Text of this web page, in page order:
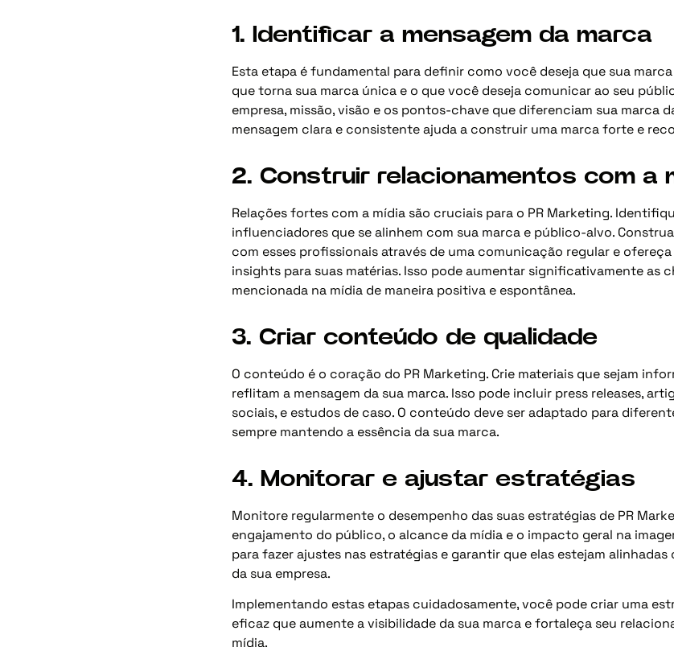
1. Identificar a mensagem da marca
Esta etapa é fundamental para definir como você deseja que sua
que torna sua marca única e o que você deseja comunicar ao seu
empresa, missão, visão e os pontos-chave que diferenciam sua marca
mensagem clara e consistente ajuda a construir uma marca forte e
2. Construir relacionamentos com a
Relações fortes com a mídia são cruciais para o PR Marketing.
influenciadores que se alinhem com sua marca e público-alvo.
com esses profissionais através de uma comunicação regular e
insights para suas matérias. Isso pode aumentar significativamente as
mencionada na mídia de maneira positiva e espontânea.
3. Criar conteúdo de qualidade
O conteúdo é o coração do PR Marketing. Crie materiais que sejam
reflitam a mensagem da sua marca. Isso pode incluir press releases,
sociais, e estudos de caso. O conteúdo deve ser adaptado para
sempre mantendo a essência da sua marca.
4. Monitorar e ajustar estratégias
Monitore regularmente o desempenho das suas estratégias de PR
engajamento do público, o alcance da mídia e o impacto geral na
para fazer ajustes nas estratégias e garantir que elas estejam
da sua empresa.
Implementando estas etapas cuidadosamente, você pode criar uma
eficaz que aumente a visibilidade da sua marca e fortaleça seu
mídia.